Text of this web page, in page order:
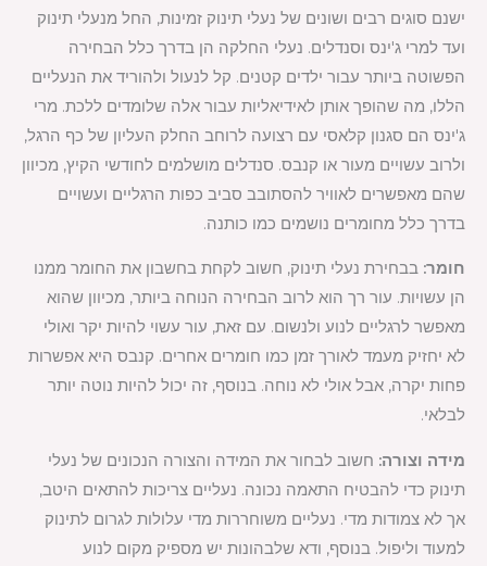
ישנם סוגים רבים ושונים של נעלי תינוק זמינות, החל מנעלי תינוק
ועד למרי ג'ינס וסנדלים. נעלי החלקה הן בדרך כלל הבחירה
הפשוטה ביותר עבור ילדים קטנים. קל לנעול ולהוריד את הנעליים
הללו, מה שהופך אותן לאידיאליות עבור אלה שלומדים ללכת. מרי
ג'ינס הם סגנון קלאסי עם רצועה לרוחב החלק העליון של כף הרגל,
ולרוב עשויים מעור או קנבס. סנדלים מושלמים לחודשי הקיץ, מכיוון
שהם מאפשרים לאוויר להסתובב סביב כפות הרגליים ועשויים
בדרך כלל מחומרים נושמים כמו כותנה.
חומר: בבחירת נעלי תינוק, חשוב לקחת בחשבון את החומר ממנו
הן עשויות. עור רך הוא לרוב הבחירה הנוחה ביותר, מכיוון שהוא
מאפשר לרגליים לנוע ולנשום. עם זאת, עור עשוי להיות יקר ואולי
לא יחזיק מעמד לאורך זמן כמו חומרים אחרים. קנבס היא אפשרות
פחות יקרה, אבל אולי לא נוחה. בנוסף, זה יכול להיות נוטה יותר
לבלאי.
מידה וצורה: חשוב לבחור את המידה והצורה הנכונים של נעלי
תינוק כדי להבטיח התאמה נכונה. נעליים צריכות להתאים היטב,
אך לא צמודות מדי. נעליים משוחררות מדי עלולות לגרום לתינוק
למעוד וליפול. בנוסף, ודא שלבהונות יש מספיק מקום לנוע